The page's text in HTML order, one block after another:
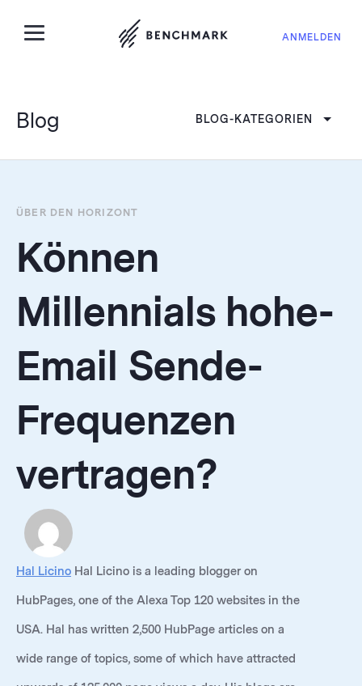
ANMELDEN
Blog BLOG-KATEGORIEN
ÜBER DEN HORIZONT
Können
Millennials hohe-
Email Sende-
Frequenzen
vertragen?
Hal Licino Hal Licino is a leading blogger on
HubPages, one of the Alexa Top 120 websites in the
USA. Hal has written 2,500 HubPage articles on a
wide range of topics, some of which have attracted